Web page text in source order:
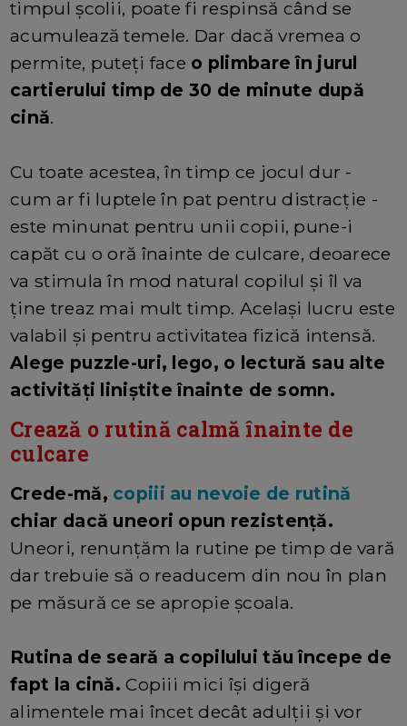
timpul școlii, poate fi respinsă când se
acumulează temele. Dar dacă vremea o
permite, puteți face o plimbare în jurul
cartierului timp de 30 de minute după
cină.
Cu toate acestea, în timp ce jocul dur -
cum ar fi luptele în pat pentru distracție -
este minunat pentru unii copii, pune-i
capăt cu o oră înainte de culcare, deoarece
va stimula în mod natural copilul și îl va
ține treaz mai mult timp. Același lucru este
valabil și pentru activitatea fizică intensă.
Alege puzzle-uri, lego, o lectură sau alte
activități liniștite înainte de somn.
Crează o rutină calmă înainte de
culcare
Crede-mă, copiii au nevoie de rutină
chiar dacă uneori opun rezistență.
Uneori, renunțăm la rutine pe timp de vară
dar trebuie să o readucem din nou în plan
pe măsură ce se apropie școala.
Rutina de seară a copilului tău începe de
fapt la cină. Copiii mici își digeră
alimentele mai încet decât adulții și vor